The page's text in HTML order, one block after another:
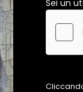
Sei un